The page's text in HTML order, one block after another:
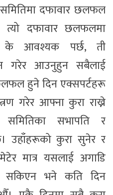
दफावार छलफल
दफावार छलफलमा
के आवश्यक पर्छ, ती
गरेर आउनुहुन सबैलाई
हुने दिन एक्सपर्टहरू
गरेर आफ्ना कुरा राख्ने
समितिका सभापति र
उहाँहरूको कुरा सुनेर र
मात्र यसलाई अगाडि
सकिएन भने कति दिन